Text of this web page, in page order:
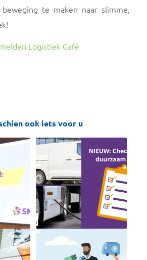
te maken naar slimme,
Logistiek Café
ook iets voor u